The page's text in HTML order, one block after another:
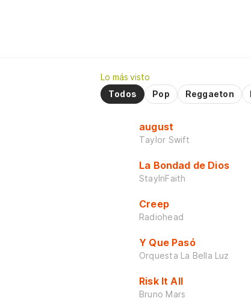
Lo más visto
Todos
Pop Reggaeton
august
Taylor Swift
La Bondad de Dios
StayInFaith
Creep
Radiohead
Y Que Pasó
Orquesta La Bella Luz
Risk It All
Bruno Mars